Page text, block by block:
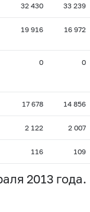
32 430 33 239
19 916 16 972
0 0
17 678 14 856
2 122 2 007
116 109
2013 года.